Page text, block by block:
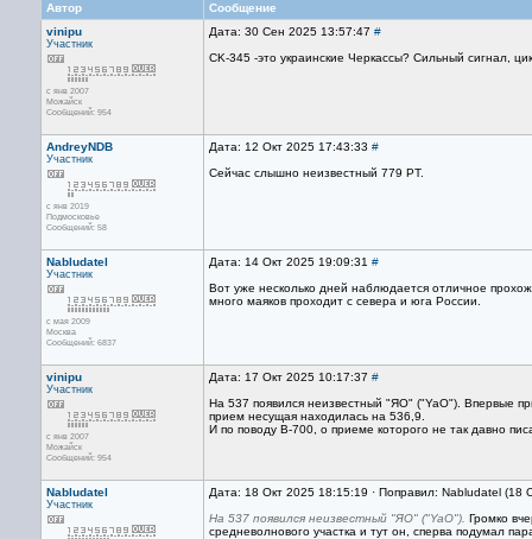
Автор
Сообщение
vinipu
Участник
с янв 2007
Можайск
Сообщений: 954
Дата: 30 Сен 2025 13:57:47 #
CK-345 -это украинские Черкассы? Сильный сигнал,
AndreyNDB
Участник
с янв 2019
Подмосковье
Сообщений: 58
Дата: 12 Окт 2025 17:43:33 #
Сейчас слышно неизвестный 779 PT.
Nabludatel
Участник
с мая 2009
Москва
Сообщений: 6837
Дата: 14 Окт 2025 19:09:31 #
Вот уже несколько дней наблюдается отличное
много маяков проходит с севера и юга России.
vinipu
Участник
с янв 2007
Можайск
Сообщений: 954
Дата: 17 Окт 2025 10:17:37 #
На 537 появился неизвестный "ЯО" ("YaO"). Впервые
прием несущая находилась на 536,9.
И по поводу B-700, о приеме которого не так давно
Nabludatel
Участник
Дата: 18 Окт 2025 18:15:19 · Поправил: Nabludatel (18
На 537 появился неизвестный "ЯО" ("YaO"). Громко
средневолнового участка и тут он, сперва подумал